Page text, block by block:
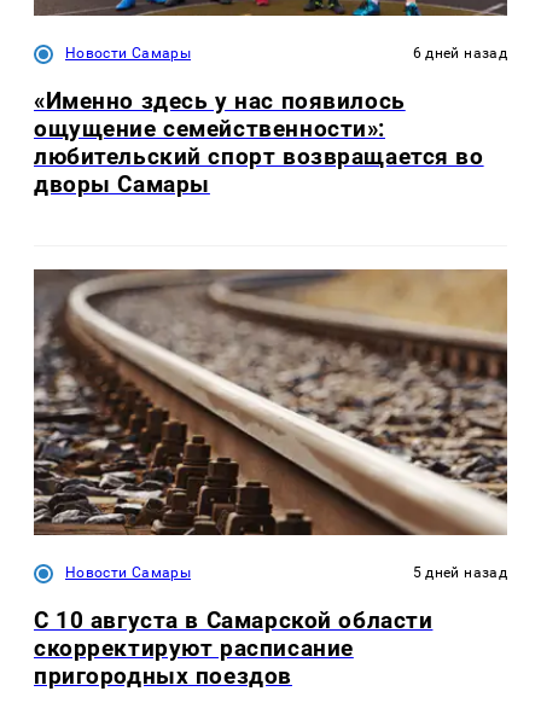
Новости Самары 6 дней назад
«Именно здесь у нас появилось
ощущение семейственности»:
любительский спорт возвращается во
дворы Самары
Новости Самары 5 дней назад
С 10 августа в Самарской области
скорректируют расписание
пригородных поездов